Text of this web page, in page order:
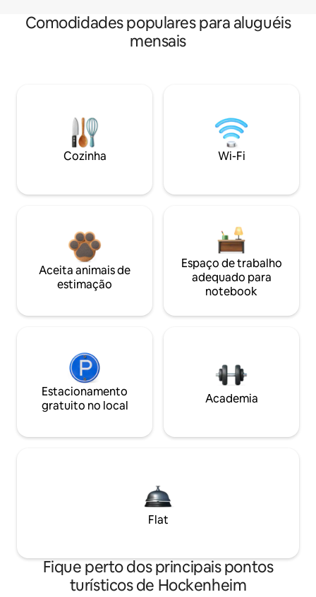
Comodidades populares para aluguéis
mensais
Cozinha Wi-Fi
Aceita animais de
estimação
Espaço de trabalho
adequado para
notebook
Estacionamento
gratuito no local
Academia
Flat
Fique perto dos principais pontos
turísticos de Hockenheim